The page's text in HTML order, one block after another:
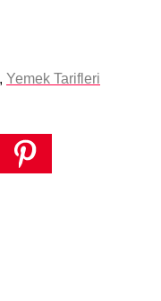
, Yemek Tarifleri